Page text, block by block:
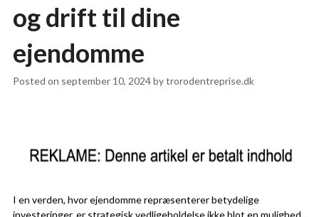
og drift til dine
ejendomme
Posted on september 10, 2024bytrorodentreprise.dk
I en verden, hvor ejendomme repræsenterer betydelige
investeringer, er strategisk vedligeholdelse ikke blot en mulighed,